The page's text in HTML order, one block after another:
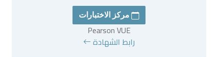
مركز الاختبارات
Pearson VUE
رابط الشهادة